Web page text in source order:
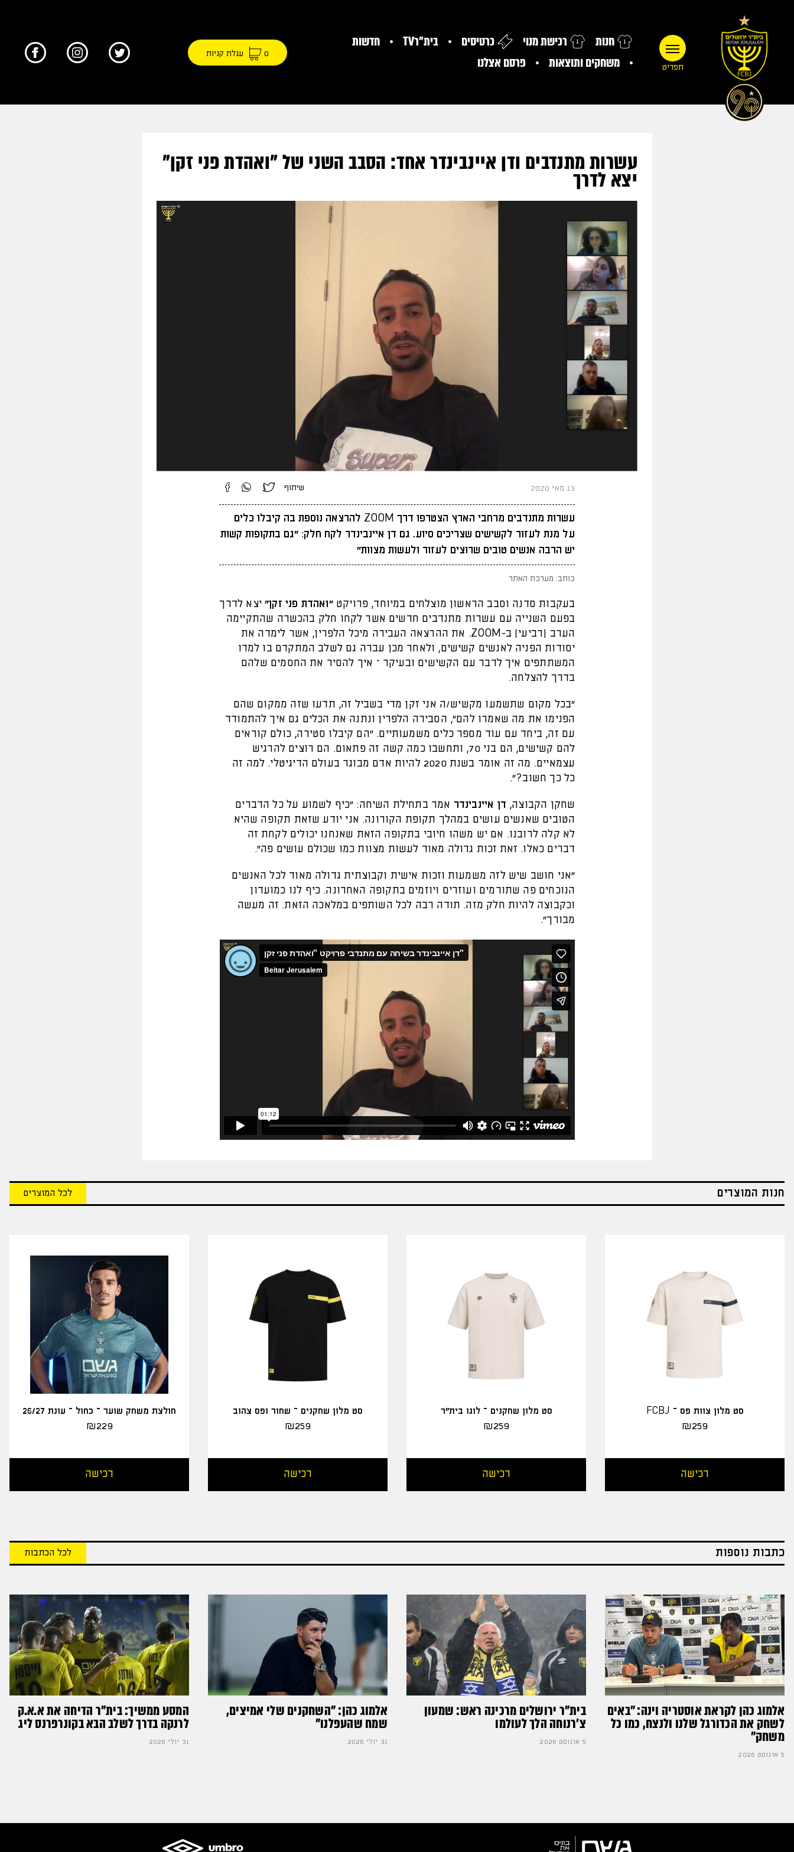
תפריט
חנות רכישת מנוי כרטיסים בית"רTV
חדשות
משחקים ותוצאות
פרסם אצלנו
0 עגלת קניות
עשרות מתנדבים ודן איינבינדר אחד: הסבב השני של "ואהדת פני זקן"
יצא לדרך
13 מאי 2020 שיתוף
עשרות מתנדבים מרחבי הארץ הצטרפו דרך ZOOM להרצאה נוספת בה קיבלו כלים
על מנת לעזור לקשישים שצריכים סיוע. גם דן איינבינדר לקח חלק: "גם בתקופות קשות
יש הרבה אנשים טובים שרוצים לעזור ולעשות מצוות"
כותב: מערכת האתר
בעקבות סדנה וסבב הראשון מוצלחים במיוחד, פרויקט"ואהדת פני זקן"יצא לדרך
בפעם השנייה עם עשרות מתנדבים חדשים אשר לקחו חלק בהכשרה שהתקיימה
הערב (רביעי) ב-ZOOM. את ההרצאה העבירה מיכל הלפרין, אשר לימדה את
יסודות הפניה לאנשים קשישים, ולאחר מכן עברה גם לשלב המתקדם בו למדו
המשתתפים איך לדבר עם הקשישים ובעיקר – איך להסיר את החסמים שלהם
בדרך להצלחה.
"בכל מקום שתשמעו מקשיש/ה אני זקן מדי בשביל זה, תדעו שזה ממקום שהם
הפנימו את מה שאמרו להם", הסבירה הלפרין ונתנה את הכלים גם איך להתמודד
עם זה, ביחד עם עוד מספר כלים משמעותיים. "הם קיבלו סטירה, כולם קוראים
להם קשישים, הם בני 70, ותחשבו כמה קשה זה פתאום. הם רוצים להרגיש
עצמאיים. מה זה אומר בשנת 2020 להיות אדם מבוגר בעולם הדיגיטלי. למה זה
כל כך חשוב?".
שחקן הקבוצה, דן איינבינדר אמר בתחילת השיחה: "כיף לשמוע על כל הדברים
הטובים שאנשים עושים במהלך תקופת הקורונה. אני יודע שזאת תקופה שהיא
לא קלה לרובנו. אם יש משהו חיובי בתקופה הזאת שאנחנו יכולים לקחת זה
דברים כאלו. זאת זכות גדולה מאוד לעשות מצוות כמו שכולם עושים פה".
"אני חושב שיש לזה משמעות וזכות אישית וקבוצתית גדולה מאוד לכל האנשים
הנוכחים פה שתורמים ועוזרים ויוזמים בתקופה האחרונה. כיף לנו כמועדון
וכקבוצה להיות חלק מזה. תודה רבה לכל השותפים במלאכה הזאת. זה מעשה
מבורך".
חנות המוצרים לכל המוצרים
סט מלון צוות פס – FCBJ
₪259
רכישה
סט מלון שחקנים – לוגו בית"ר
₪259
רכישה
סט מלון שחקנים – שחור ופס צהוב
₪259
רכישה
חולצת משחק שוער – כחול – עונת 26/27
₪229
רכישה
כתבות נוספות לכל הכתבות
אלמוג כהן לקראת אוסטריה וינה: ״באים
לשחק את הכדורגל שלנו ולנצח, כמו כל
משחק״
5 אוגוסט 2026
בית"ר ירושלים מרכינה ראש: שמעון
צ'רנוחה הלך לעולמו
5 אוגוסט 2026
אלמוג כהן: "השחקנים שלי אמיצים,
שמח שהעפלנו"
31 יולי 2026
המסע ממשיך: בית"ר הדיחה את א.א.ק
לרנקה בדרך לשלב הבא בקונרפרנס ליג
31 יולי 2026